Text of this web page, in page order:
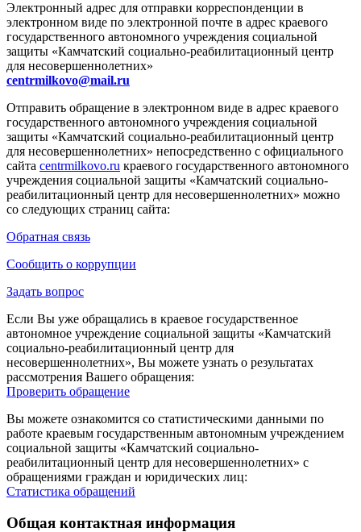
Электронный адрес для отправки корреспонденции в
электронном виде по электронной почте в адрес краевого
государственного автономного учреждения социальной
защиты «Камчатский социально-реабилитационный центр
для несовершеннолетних»
centrmilkovo@mail.ru
Отправить обращение в электронном виде в адрес краевого
государственного автономного учреждения социальной
защиты «Камчатский социально-реабилитационный центр
для несовершеннолетних» непосредственно с официального
сайта centrmilkovo.ru краевого государственного автономного
учреждения социальной защиты «Камчатский социально-
реабилитационный центр для несовершеннолетних» можно
со следующих страниц сайта:
Обратная связь
Сообщить о коррупции
Задать вопрос
Если Вы уже обращались в краевое государственное
автономное учреждение социальной защиты «Камчатский
социально-реабилитационный центр для
несовершеннолетних», Вы можете узнать о результатах
рассмотрения Вашего обращения:
Проверить обращение
Вы можете ознакомится со статистическими данными по
работе краевым государственным автономным учреждением
социальной защиты «Камчатский социально-
реабилитационный центр для несовершеннолетних» с
обращениями граждан и юридических лиц:
Статистика обращений
Общая контактная информация